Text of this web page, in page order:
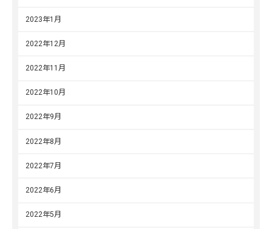
2023年1月
2022年12月
2022年11月
2022年10月
2022年9月
2022年8月
2022年7月
2022年6月
2022年5月